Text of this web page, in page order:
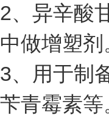
2、异辛酸
中做增塑剂
3、用于制
苄青霉素等